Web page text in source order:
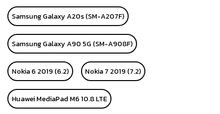
Samsung Galaxy A20s (SM-A207F)
Samsung Galaxy A90 5G (SM-A908F)
Nokia 6 2019 (6.2) Nokia 7 2019 (7.2)
Huawei MediaPad M6 10.8 LTE